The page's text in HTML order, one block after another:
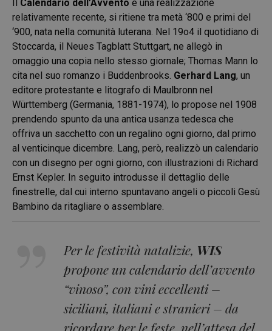
Il Calendario dell’Avvento è una realizzazione
relativamente recente, si ritiene tra metà ‘800 e primi del
‘900, nata nella comunità luterana. Nel 19o4 il quotidiano di
Stoccarda, il Neues Tagblatt Stuttgart, ne allegò in
omaggio una copia nello stesso giornale; Thomas Mann lo
cita nel suo romanzo i Buddenbrooks. Gerhard Lang, un
editore protestante e litografo di Maulbronn nel
Württemberg (Germania, 1881-1974), lo propose nel 1908
prendendo spunto da una antica usanza tedesca che
offriva un sacchetto con un regalino ogni giorno, dal primo
al venticinque dicembre. Lang, però, realizzò un calendario
con un disegno per ogni giorno, con illustrazioni di Richard
Ernst Kepler. In seguito introdusse il dettaglio delle
finestrelle, dal cui interno spuntavano angeli o piccoli Gesù
Bambino da ritagliare o assemblare.
Per le festività natalizie, WIS
propone un calendario dell’avvento
“vinoso”, con vini eccellenti –
siciliani, italiani e stranieri – da
ricordare per le feste, nell’attesa del